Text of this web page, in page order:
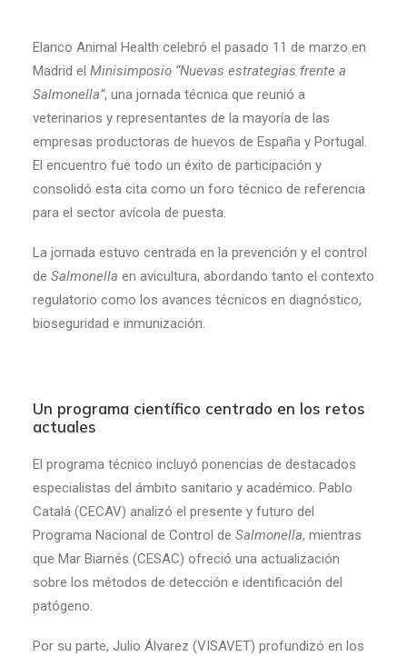
Elanco Animal Health celebró el pasado 11 de marzo en
Madrid el Minisimposio “Nuevas estrategias frente a
Salmonella”, una jornada técnica que reunió a
veterinarios y representantes de la mayoría de las
empresas productoras de huevos de España y Portugal.
El encuentro fue todo un éxito de participación y
consolidó esta cita como un foro técnico de referencia
para el sector avícola de puesta.
La jornada estuvo centrada en la prevención y el control
de Salmonella en avicultura, abordando tanto el contexto
regulatorio como los avances técnicos en diagnóstico,
bioseguridad e inmunización.
Un programa científico centrado en los retos
actuales
El programa técnico incluyó ponencias de destacados
especialistas del ámbito sanitario y académico. Pablo
Catalá (CECAV) analizó el presente y futuro del
Programa Nacional de Control de Salmonella, mientras
que Mar Biarnés (CESAC) ofreció una actualización
sobre los métodos de detección e identificación del
patógeno.
Por su parte, Julio Álvarez (VISAVET) profundizó en los